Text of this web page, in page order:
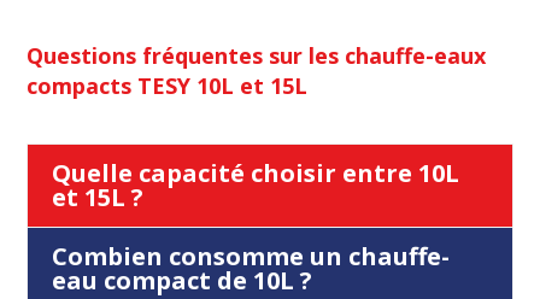
Questions fréquentes sur les chauffe-eaux
compacts TESY 10L et 15L
Quelle capacité choisir entre 10L
et 15L ?
Combien consomme un chauffe-
eau compact de 10L ?